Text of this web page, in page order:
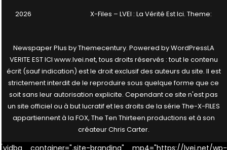
2026 X-Files – LVEI : La Vérité Est Ici. Theme:
Newspaper Plus byThemecentury. Powered byWordPressLA
VERITE EST ICI www.lvei.net, tous droits réservés : tout le contenu
écrit (sauf indication) est le droit exclusif des auteurs du site. Il est
strictement interdit de le reproduire sous quelque forme que ce
soit sans leur autorisation explicite. Cependant ce site n'est pas
un site officiel ou à but lucratif et les droits de la série The-X-FILES
appartiennent à la FOX, The Ten Thirteen productions et à son
créateur Chris Carter.
[vidbg container=".site-branding" mp4="https://lvei.net/wp-